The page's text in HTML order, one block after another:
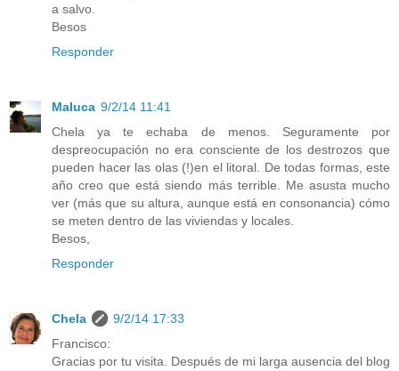
a salvo.
Besos
Responder
Maluca 9/2/14 11:41
Chela ya te echaba de menos. Seguramente por
despreocupación no era consciente de los destrozos que
pueden hacer las olas (!)en el litoral. De todas formas, este
año creo que está siendo más terrible. Me asusta mucho
ver (más que su altura, aunque está en consonancia) cómo
se meten dentro de las viviendas y locales.
Besos,
Responder
Chela
9/2/14 17:33
Francisco:
Gracias por tu visita. Después de mi larga ausencia del blog